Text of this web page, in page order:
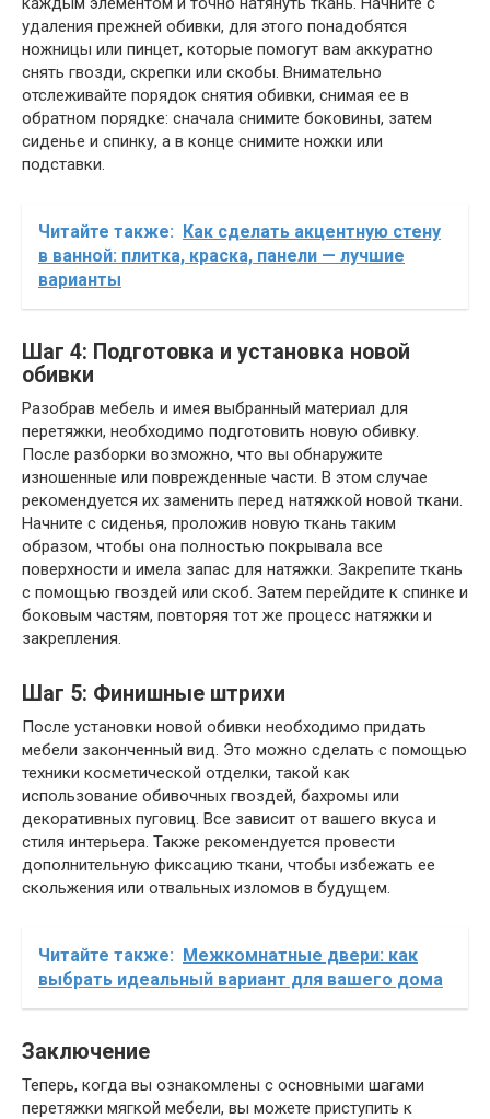
удаления прежней обивки, для этого понадобятся
ножницы или пинцет, которые помогут вам аккуратно
снять гвозди, скрепки или скобы. Внимательно
отслеживайте порядок снятия обивки, снимая ее в
обратном порядке: сначала снимите боковины, затем
сиденье и спинку, а в конце снимите ножки или
подставки.
Читайте также: Как сделать акцентную стену
в ванной: плитка, краска, панели — лучшие
варианты
Шаг 4: Подготовка и установка новой
обивки
Разобрав мебель и имея выбранный материал для
перетяжки, необходимо подготовить новую обивку.
После разборки возможно, что вы обнаружите
изношенные или поврежденные части. В этом случае
рекомендуется их заменить перед натяжкой новой ткани.
Начните с сиденья, проложив новую ткань таким
образом, чтобы она полностью покрывала все
поверхности и имела запас для натяжки. Закрепите ткань
с помощью гвоздей или скоб. Затем перейдите к спинке и
боковым частям, повторяя тот же процесс натяжки и
закрепления.
Шаг 5: Финишные штрихи
После установки новой обивки необходимо придать
мебели законченный вид. Это можно сделать с помощью
техники косметической отделки, такой как
использование обивочных гвоздей, бахромы или
декоративных пуговиц. Все зависит от вашего вкуса и
стиля интерьера. Также рекомендуется провести
дополнительную фиксацию ткани, чтобы избежать ее
скольжения или отвальных изломов в будущем.
Читайте также: Межкомнатные двери: как
выбрать идеальный вариант для вашего дома
Заключение
Теперь, когда вы ознакомлены с основными шагами
перетяжки мягкой мебели, вы можете приступить к